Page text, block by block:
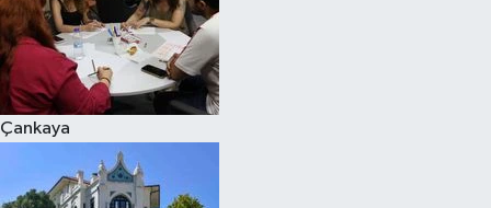
Çankaya
Sağlık
Siyaset
Teknoloji
Televizyon